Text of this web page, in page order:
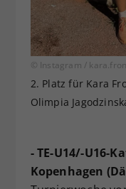
© Instagram /
2. Platz für Kara
Olimpia
- TE-U14/-U16-
Kopenhagen